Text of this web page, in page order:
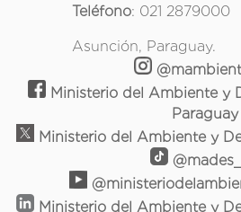
Teléfono: 021 2879000
Asunción, Paraguay.
Ministerio del Ambiente y
Paraguay
Ministerio del Ambiente y
Ministerio del Ambiente y